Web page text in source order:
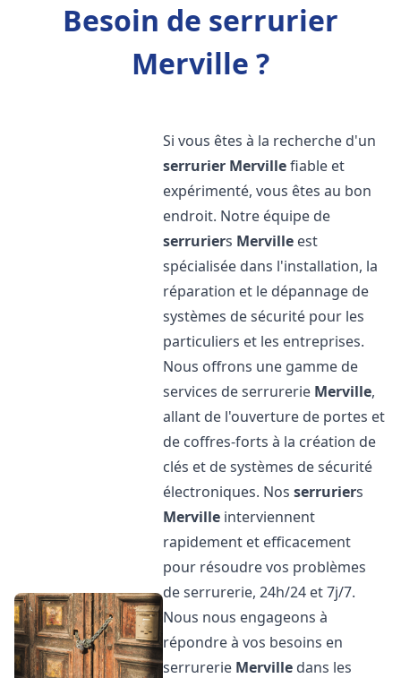
Besoin de serrurier
Merville ?
Si vous êtes à la recherche d'un
serrurier Mervillefiable et
expérimenté, vous êtes au bon
endroit. Notre équipe de
serruriers Merville est
spécialisée dans l'installation, la
réparation et le dépannage de
systèmes de sécurité pour les
particuliers et les entreprises.
Nous offrons une gamme de
services de serrurerie Merville,
allant de l'ouverture de portes et
de coffres-forts à la création de
clés et de systèmes de sécurité
électroniques. Nosserruriers
Merville interviennent
rapidement et efficacement
pour résoudre vos problèmes
de serrurerie, 24h/24 et 7j/7.
Nous nous engageons à
répondre à vos besoins en
serrurerie Merville dans les